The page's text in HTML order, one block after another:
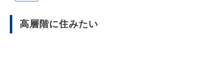
高層階に住みたい